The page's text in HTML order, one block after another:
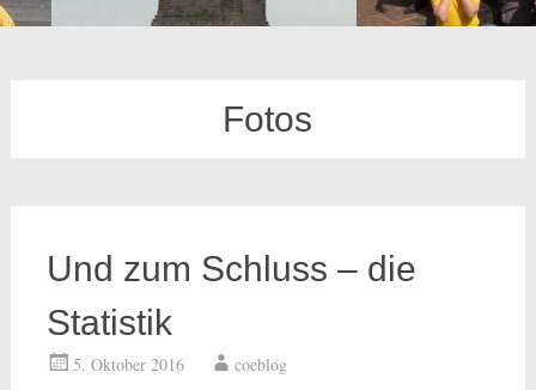
Fotos
Und zum Schluss – die
Statistik
5. Oktober 2016 coeblog